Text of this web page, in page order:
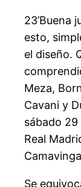
23’Buena
esto,
el diseño.
Meza,
Cavani y
sábado
Real
Se